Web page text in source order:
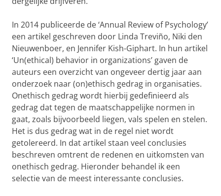
In 2014 publiceerde de ‘Annual Review of Psychology’
een artikel geschreven door Linda Treviño, Niki den
Nieuwenboer, en Jennifer Kish-Giphart. In hun artikel
‘Un(ethical) behavior in organizations’ gaven de
auteurs een overzicht van ongeveer dertig jaar aan
onderzoek naar (on)ethisch gedrag in organisaties.
Onethisch gedrag wordt hierbij gedefinieerd als
gedrag dat tegen de maatschappelijke normen in
gaat, zoals bijvoorbeeld liegen, vals spelen en stelen.
Het is dus gedrag wat in de regel niet wordt
getolereerd. In dat artikel staan veel conclusies
beschreven omtrent de redenen en uitkomsten van
onethisch gedrag. Hieronder behandel ik een
selectie van de meest interessante conclusies.